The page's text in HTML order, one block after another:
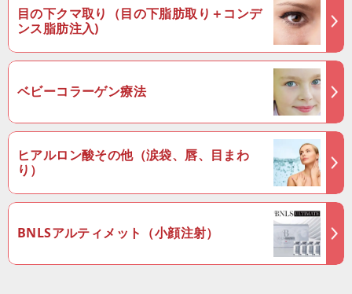
目の下クマ取り（目の下脂肪取り＋コンデ
ンス脂肪注入)
ベビーコラーゲン療法
ヒアルロン酸その他（涙袋、唇、目まわ
り）
BNLSアルティメット（小顔注射）